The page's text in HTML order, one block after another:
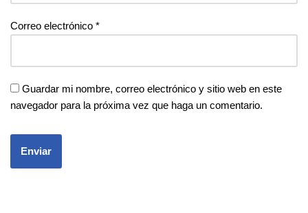
Correo electrónico *
Guardar mi nombre, correo electrónico y sitio web en este
navegador para la próxima vez que haga un comentario.